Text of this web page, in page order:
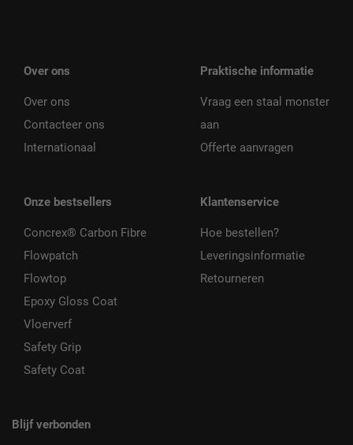
Over ons
Over ons
Contacteer ons
Internationaal
Onze bestsellers
Concrex® Carbon Fibre
Flowpatch
Flowtop
Epoxy Gloss Coat
Vloerverf
Safety Grip
Safety Coat
Praktische informatie
Vraag een staal monster
aan
Offerte aanvragen
Klantenservice
Hoe bestellen?
Leveringsinformatie
Retourneren
Blijf verbonden